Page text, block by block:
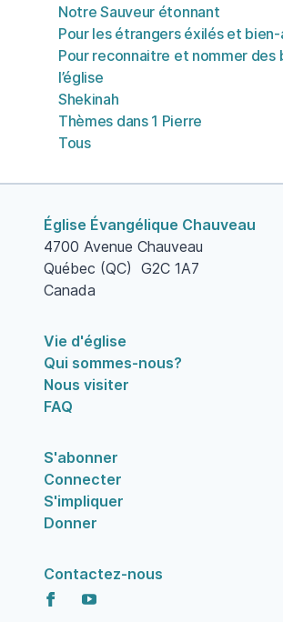
Notre Sauveur étonnant
Pour les étrangers éxilés et bien-
Pour reconnaitre et nommer des
l’église
Shekinah
Thèmes dans 1 Pierre
Tous
Église Évangélique Chauveau
4700 Avenue Chauveau
Québec (QC) G2C 1A7
Canada
Vie d'église
Qui sommes-nous?
Nous visiter
FAQ
S'abonner
Connecter
S'impliquer
Donner
Contactez-nous